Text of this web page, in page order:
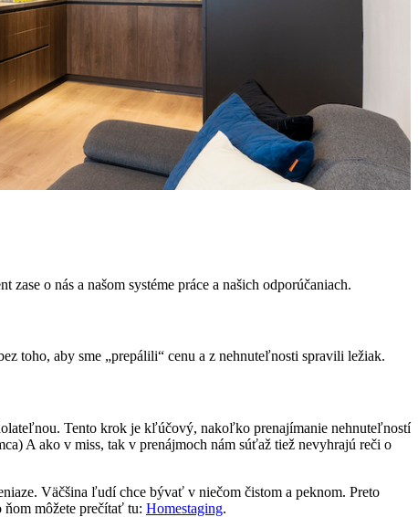
zase o nás a našom systéme práce a našich odporúčaniach.
toho, aby sme „prepálili“ cenu a z nehnuteľnosti spravili ležiak.
Tento krok je kľúčový, nakoľko prenajímanie nehnuteľností
A ako v miss, tak v prenájmoch nám súťaž tiež nevyhrajú reči o
Väčšina ľudí chce bývať v niečom čistom a peknom. Preto
môžete prečítať tu: Homestaging.